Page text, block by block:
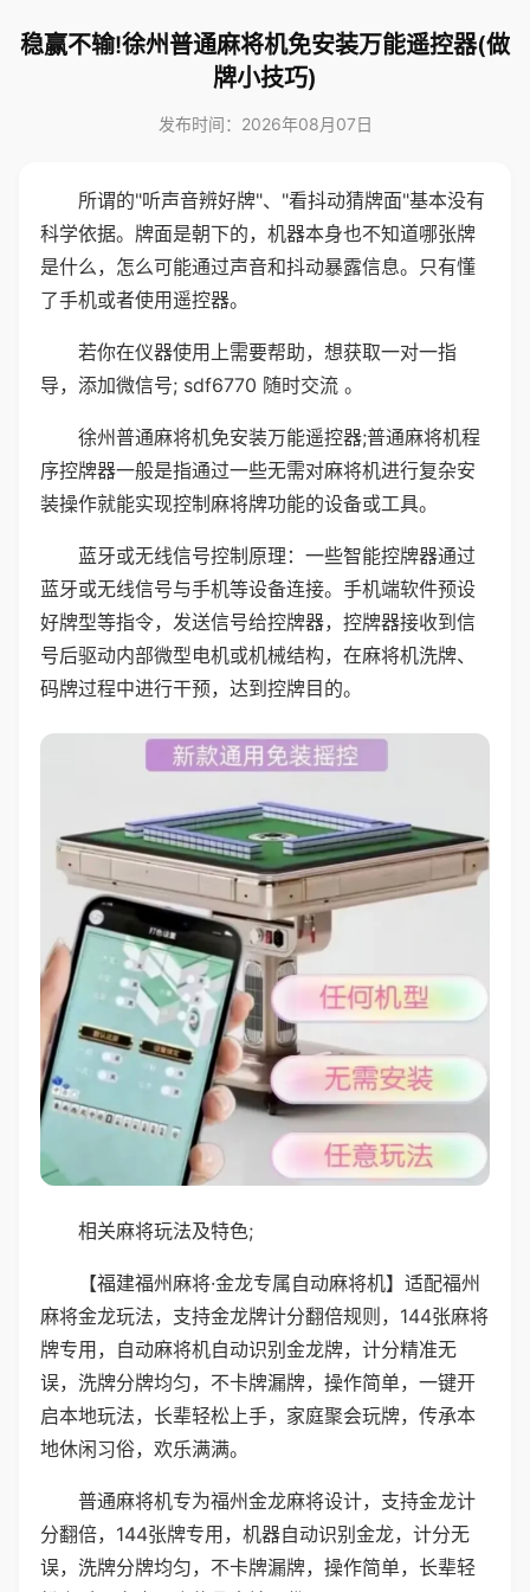
稳赢不输!徐州普通麻将机免安装万能遥控器(做
牌小技巧)
发布时间：2026年08月07日
所谓的"听声音辨好牌"、"看抖动猜牌面"基本没有
科学依据。牌面是朝下的，机器本身也不知道哪张牌
是什么，怎么可能通过声音和抖动暴露信息。只有懂
了手机或者使用遥控器。
若你在仪器使用上需要帮助，想获取一对一指
导，添加微信号; sdf6770 随时交流 。
徐州普通麻将机免安装万能遥控器;普通麻将机程
序控牌器一般是指通过一些无需对麻将机进行复杂安
装操作就能实现控制麻将牌功能的设备或工具。
蓝牙或无线信号控制原理：一些智能控牌器通过
蓝牙或无线信号与手机等设备连接。手机端软件预设
好牌型等指令，发送信号给控牌器，控牌器接收到信
号后驱动内部微型电机或机械结构，在麻将机洗牌、
码牌过程中进行干预，达到控牌目的。
相关麻将玩法及特色;
【福建福州麻将·金龙专属自动麻将机】适配福州
麻将金龙玩法，支持金龙牌计分翻倍规则，144张麻将
牌专用，自动麻将机自动识别金龙牌，计分精准无
误，洗牌分牌均匀，不卡牌漏牌，操作简单，一键开
启本地玩法，长辈轻松上手，家庭聚会玩牌，传承本
地休闲习俗，欢乐满满。
普通麻将机专为福州金龙麻将设计，支持金龙计
分翻倍，144张牌专用，机器自动识别金龙，计分无
误，洗牌分牌均匀，不卡牌漏牌，操作简单，长辈轻